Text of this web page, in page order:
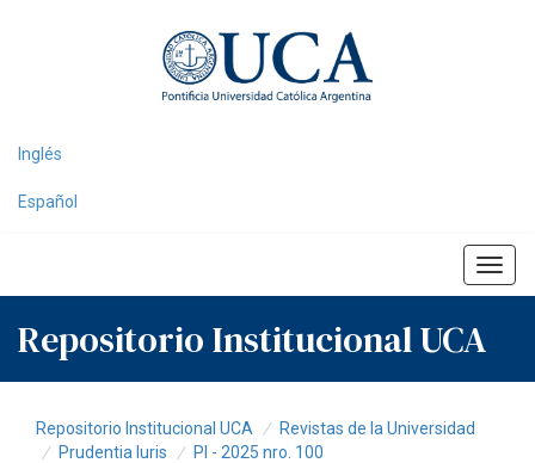
Inglés
Español
Repositorio Institucional UCA
Repositorio Institucional UCA
Revistas de la Universidad
Prudentia Iuris
PI - 2025 nro. 100